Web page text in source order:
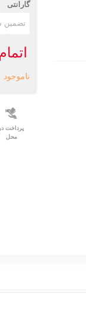
گارانتی
ناموجود
پرداخت در
محل